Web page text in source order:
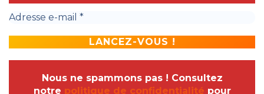
Nous ne spammons pas ! Consultez
notre politique de confidentialité pour